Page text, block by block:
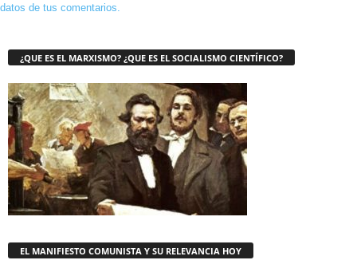
datos de tus comentarios.
¿QUE ES EL MARXISMO? ¿QUE ES EL SOCIALISMO CIENTÍFICO?
EL MANIFIESTO COMUNISTA Y SU RELEVANCIA HOY